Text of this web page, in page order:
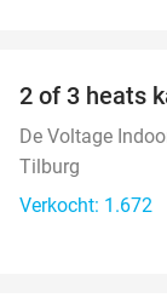
2 of 3 heats
De Voltage
Tilburg
Verkocht: 1.672